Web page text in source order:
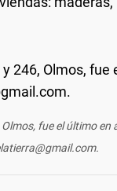
fue el último en
.